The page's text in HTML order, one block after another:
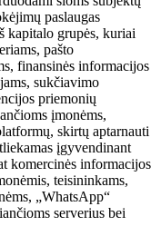
paslaugas
kapitalo grupės, kuriai
pašto
finansinės informacijos
sukčiavimo
priemonių
įmonėms,
skirtų aptarnauti
įgyvendinant
komercinės informacijos
teisininkams,
„WhatsApp“
serverius bei